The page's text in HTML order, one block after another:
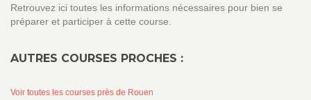
Retrouvez ici toutes les informations nécessaires pour bien se
préparer et participer à cette course.
AUTRES COURSES PROCHES :
Voir toutes les courses près de Rouen